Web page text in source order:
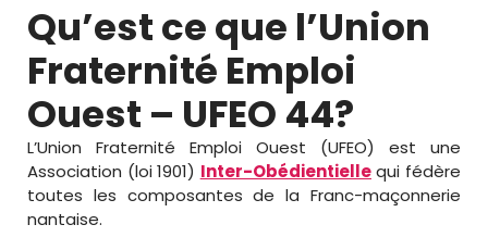
Qu’est ce que l’Union
Fraternité Emploi
Ouest – UFEO 44?
L’Union Fraternité Emploi Ouest (UFEO) est une
Association (loi 1901) Inter-Obédientiellequi fédère
toutes les composantes de la Franc-maçonnerie
nantaise.